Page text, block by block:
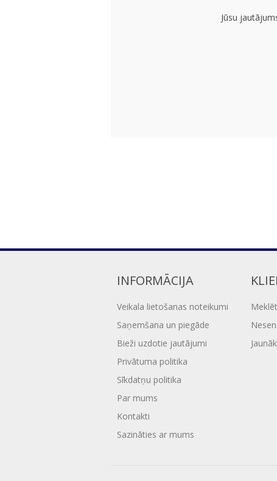
Jūsu
INFORMĀCIJA
Veikala lietošanas noteikumi
Saņemšana un piegāde
Bieži uzdotie jautājumi
Privātuma politika
Sīkdatņu politika
Par mums
Kontakti
Sazināties ar mums
Meklēt